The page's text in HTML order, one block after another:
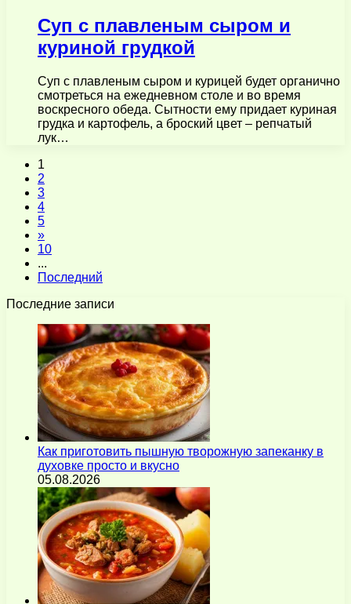
Суп с плавленым сыром и
куриной грудкой
Суп с плавленым сыром и курицей будет органично
смотреться на ежедневном столе и во время
воскресного обеда. Сытности ему придает куриная
грудка и картофель, а броский цвет – репчатый
лук…
1
2
3
4
5
»
10
...
Последний
Последние записи
Как приготовить пышную творожную запеканку в
духовке просто и вкусно
05.08.2026